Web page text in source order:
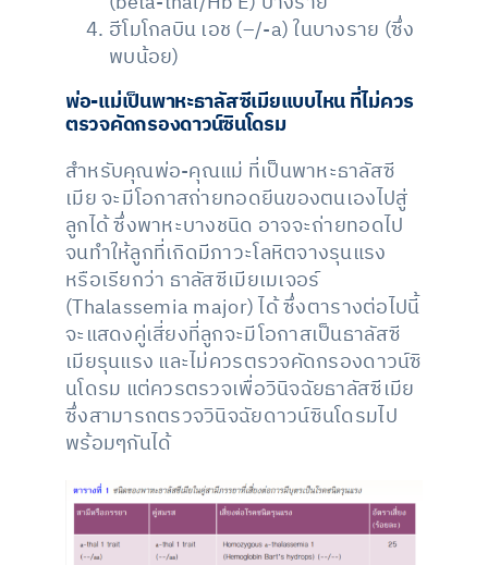
ฮีโมโกลบิน เอช (–/-a) ในบางราย (ซึ่ง
พบน้อย)
พ่อ-แม่เป็นพาหะธาลัสซีเมียแบบไหน ที่ไม่ควร
ตรวจคัดกรองดาวน์ซินโดรม
สำหรับคุณพ่อ-คุณแม่ ที่เป็นพาหะธาลัสซี
เมีย จะมีโอกาสถ่ายทอดยีนของตนเองไปสู่
ลูกได้ ซึ่งพาหะบางชนิด อาจจะถ่ายทอดไป
จนทำให้ลูกที่เกิดมีภาวะโลหิตจางรุนแรง
หรือเรียกว่า ธาลัสซีเมียเมเจอร์
(Thalassemia major) ได้ ซึ่งตารางต่อไปนี้
จะแสดงคู่เสี่ยงที่ลูกจะมีโอกาสเป็นธาลัสซี
เมียรุนแรง และไม่ควรตรวจคัดกรองดาวน์ซิ
นโดรม แต่ควรตรวจเพื่อวินิจฉัยธาลัสซีเมีย
ซึ่งสามารถตรวจวินิจฉัยดาวน์ซินโดรมไป
พร้อมๆกันได้